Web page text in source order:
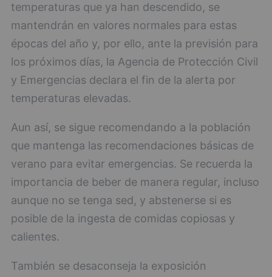
temperaturas que ya han descendido, se
mantendrán en valores normales para estas
épocas del año y, por ello, ante la previsión para
los próximos días, la Agencia de Protección Civil
y Emergencias declara el fin de la alerta por
temperaturas elevadas.
Aun así, se sigue recomendando a la población
que mantenga las recomendaciones básicas de
verano para evitar emergencias. Se recuerda la
importancia de beber de manera regular, incluso
aunque no se tenga sed, y abstenerse si es
posible de la ingesta de comidas copiosas y
calientes.
También se desaconseja la exposición